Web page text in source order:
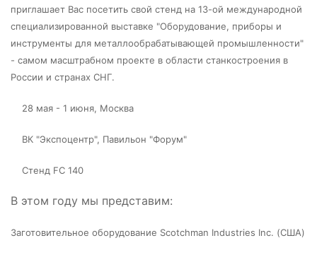
приглашает Вас посетить свой стенд на 13-ой международной
специализированной выставке "Оборудование, приборы и
инструменты для металлообрабатывающей промышленности"
- самом масштрабном проекте в области станкостроения в
России и странах СНГ.
28 мая - 1 июня, Москва
ВК "Экспоцентр", Павильон "Форум"
Стенд FС 140
В этом году мы представим:
Заготовительное оборудование Scotchman Industries Inc. (США)